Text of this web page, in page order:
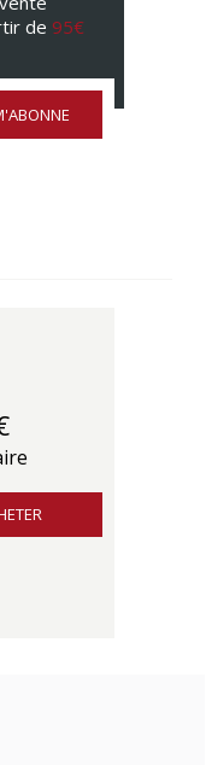
de 95€